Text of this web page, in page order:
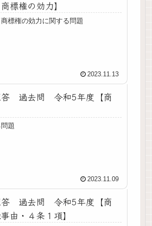
標権の効力】
標権の効力に関する問題
2023.11.13
過去問 令和5年度【商
題
2023.11.09
過去問 令和5年度【商
由・４条１項】